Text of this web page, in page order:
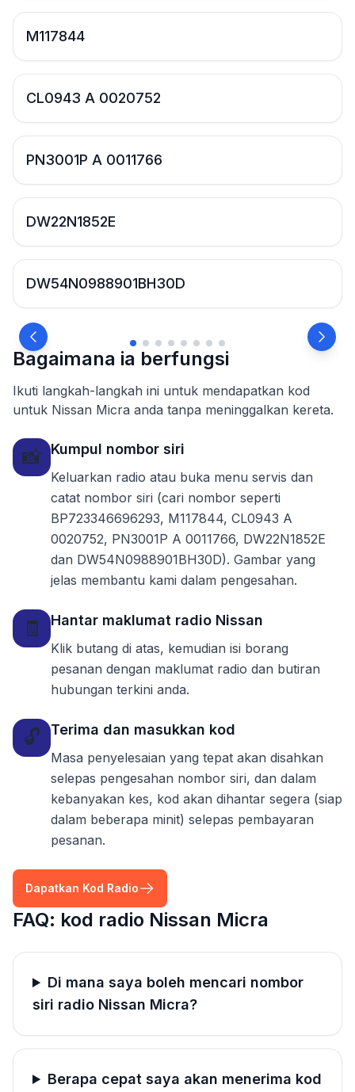
M117844
CL0943 A 0020752
PN3001P A 0011766
DW22N1852E
DW54N0988901BH30D
Bagaimana ia berfungsi
Ikuti langkah-langkah ini untuk mendapatkan kod
untuk Nissan Micra anda tanpa meninggalkan kereta.
📸 Kumpul nombor siri
Keluarkan radio atau buka menu servis dan
catat nombor siri (cari nombor seperti
BP723346696293, M117844, CL0943 A
0020752, PN3001P A 0011766, DW22N1852E
dan DW54N0988901BH30D). Gambar yang
jelas membantu kami dalam pengesahan.
🧾 Hantar maklumat radio Nissan
Klik butang di atas, kemudian isi borang
pesanan dengan maklumat radio dan butiran
hubungan terkini anda.
🔓 Terima dan masukkan kod
Masa penyelesaian yang tepat akan disahkan
selepas pengesahan nombor siri, dan dalam
kebanyakan kes, kod akan dihantar segera (siap
dalam beberapa minit) selepas pembayaran
pesanan.
Dapatkan Kod Radio
FAQ: kod radio Nissan Micra
Di mana saya boleh mencari nombor
siri radio Nissan Micra?
Berapa cepat saya akan menerima kod